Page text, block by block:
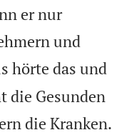
er nur
und
hörte das und
die Gesunden
die Kranken.